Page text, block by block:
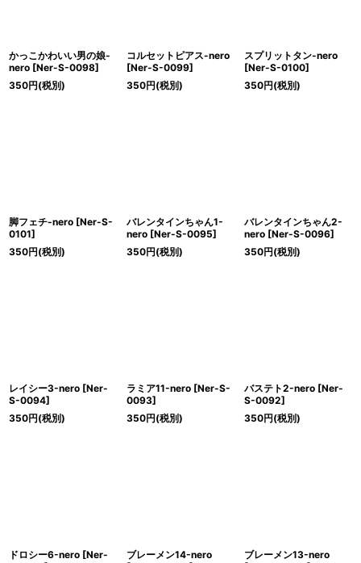
かっこかわいい男の娘-
nero [Ner-S-0098]
350円(税別)
コルセットピアス-nero
[Ner-S-0099]
350円(税別)
スプリットタン-nero
[Ner-S-0100]
350円(税別)
脚フェチ-nero [Ner-S-
0101]
350円(税別)
バレンタインちゃん1-
nero [Ner-S-0095]
350円(税別)
バレンタインちゃん2-
nero [Ner-S-0096]
350円(税別)
レイシー3-nero [Ner-
S-0094]
350円(税別)
ラミア11-nero [Ner-S-
0093]
350円(税別)
バステト2-nero [Ner-
S-0092]
350円(税別)
ドロシー6-nero [Ner-
ブレーメン14-nero
ブレーメン13-nero